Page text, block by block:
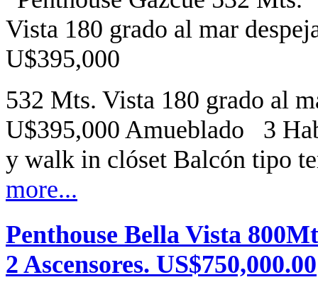
532 Mts. Vista 180 grado al
U$395,000 Amueblado 3
y walk in clóset Balcón tipo
more...
Penthouse Bella Vista
2 Ascensores. US$750,000.00